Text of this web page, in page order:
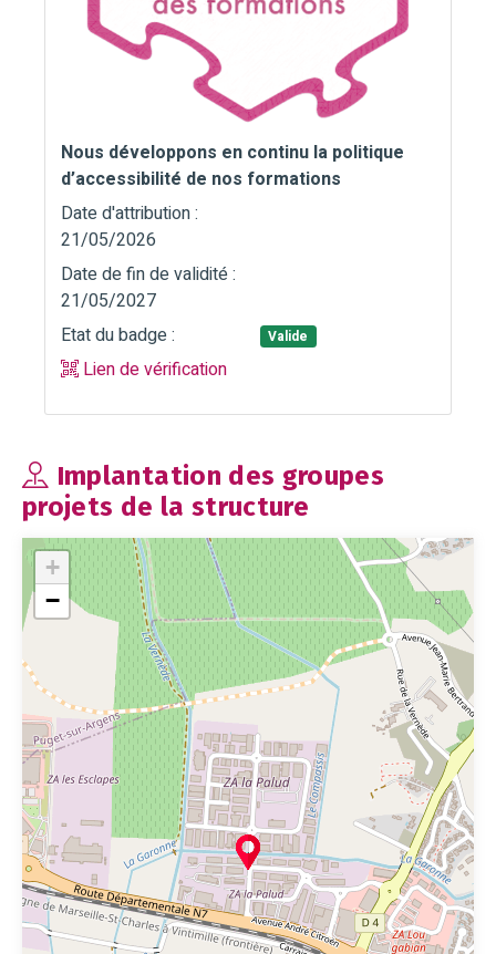
Nous développons en continu la politique
d’accessibilité de nos formations
Date d'attribution :
21/05/2026
Date de fin de validité :
21/05/2027
Etat du badge :
Valide
Lien de vérification
Implantation des groupes
projets de la structure
+
−